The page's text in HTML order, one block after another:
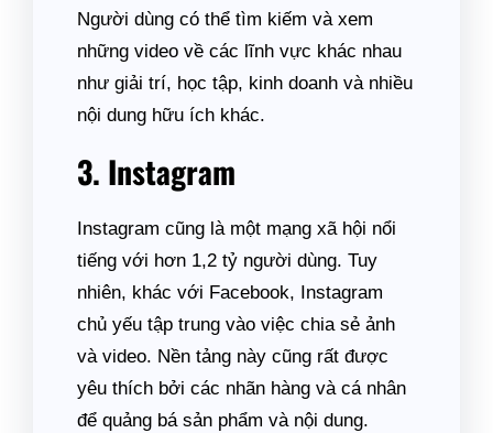
Người dùng có thể tìm kiếm và xem
những video về các lĩnh vực khác nhau
như giải trí, học tập, kinh doanh và nhiều
nội dung hữu ích khác.
3. Instagram
Instagram cũng là một mạng xã hội nổi
tiếng với hơn 1,2 tỷ người dùng. Tuy
nhiên, khác với Facebook, Instagram
chủ yếu tập trung vào việc chia sẻ ảnh
và video. Nền tảng này cũng rất được
yêu thích bởi các nhãn hàng và cá nhân
để quảng bá sản phẩm và nội dung.